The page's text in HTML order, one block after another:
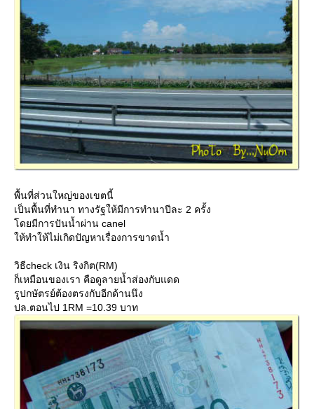
พื้นที่ส่วนใหญ่ของเขตนี้
เป็นพื้นที่ทำนา ทางรัฐให้มีการทำนาปีละ 2 ครั้ง
ดยมีการปันน้ำผ่าน canel
ห้ทำให้ไม่เกิดปัญหาเรื่องการขาดน้ำ
วิธีcheck เงิน ริงกิต(RM)
ก็เหมือนของเรา คือดูลายน้ำส่องกับแดด
รูปกษัตรย์ต้องตรงกับอีกด้านนึง
ปล.ตอนไป 1RM =10.39 บาท